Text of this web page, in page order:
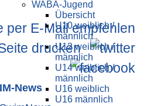
WABA-Jugend
Übersicht
U10 weiblich /
männlich
U12 weiblich /
männlich
U14 weiblich /
männlich
U16 weiblich
U16 männlich
News